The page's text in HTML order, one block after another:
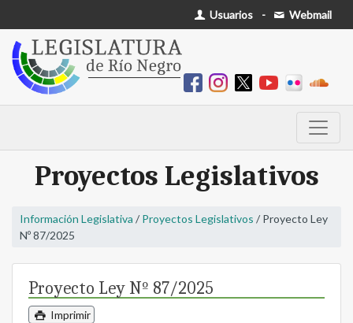
Usuarios - Webmail
Proyectos Legislativos
Información Legislativa / Proyectos Legislativos / Proyecto Ley
Nº 87/2025
Proyecto Ley Nº 87/2025
Imprimir